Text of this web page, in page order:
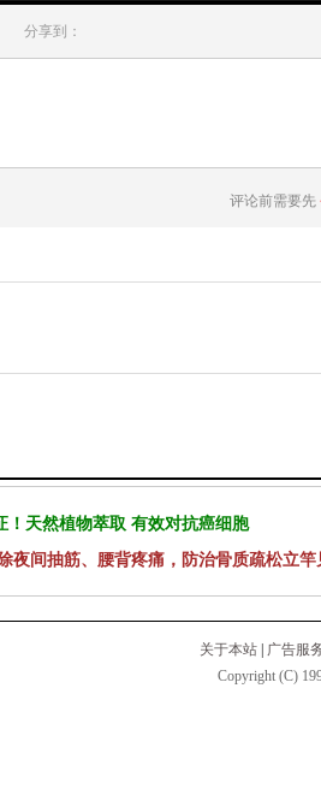
分享到：
评论前需要先
！天然植物萃取 有效对抗癌细胞
夜间抽筋、腰背疼痛，防治骨质疏松立竿
关于本站
广告服
Copyright (C)